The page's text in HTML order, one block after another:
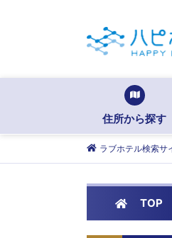
住所から探す
ラブホテル検索サ
TOP